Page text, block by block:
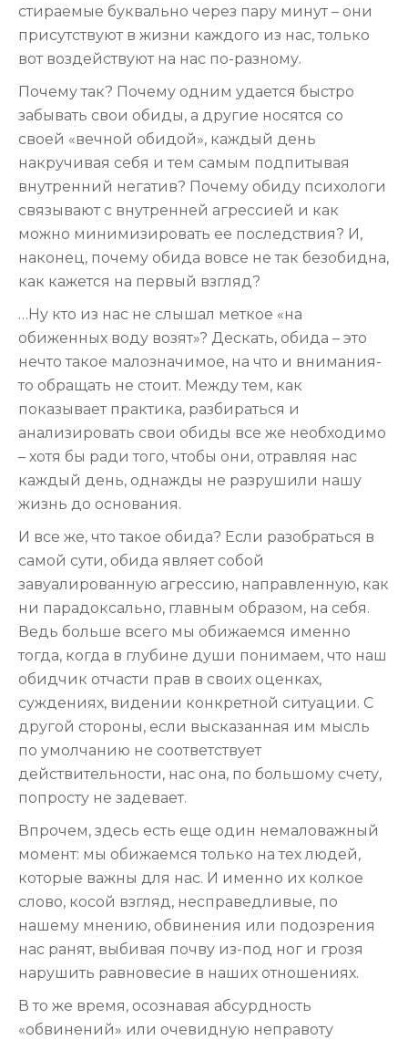
стираемые буквально через пару минут – они
присутствуют в жизни каждого из нас, только
вот воздействуют на нас по-разному.
Почему так? Почему одним удается быстро
забывать свои обиды, а другие носятся со
своей «вечной обидой», каждый день
накручивая себя и тем самым подпитывая
внутренний негатив? Почему обиду психологи
связывают с внутренней агрессией и как
можно минимизировать ее последствия? И,
наконец, почему обида вовсе не так безобидна,
как кажется на первый взгляд?
…Ну кто из нас не слышал меткое «на
обиженных воду возят»? Дескать, обида – это
нечто такое малозначимое, на что и внимания-
то обращать не стоит. Между тем, как
показывает практика, разбираться и
анализировать свои обиды все же необходимо
– хотя бы ради того, чтобы они, отравляя нас
каждый день, однажды не разрушили нашу
жизнь до основания.
И все же, что такое обида? Если разобраться в
самой сути, обида являет собой
завуалированную агрессию, направленную, как
ни парадоксально, главным образом, на себя.
Ведь больше всего мы обижаемся именно
тогда, когда в глубине души понимаем, что наш
обидчик отчасти прав в своих оценках,
суждениях, видении конкретной ситуации. С
другой стороны, если высказанная им мысль
по умолчанию не соответствует
действительности, нас она, по большому счету,
попросту не задевает.
Впрочем, здесь есть еще один немаловажный
момент: мы обижаемся только на тех людей,
которые важны для нас. И именно их колкое
слово, косой взгляд, несправедливые, по
нашему мнению, обвинения или подозрения
нас ранят, выбивая почву из-под ног и грозя
нарушить равновесие в наших отношениях.
В то же время, осознавая абсурдность
«обвинений» или очевидную неправоту